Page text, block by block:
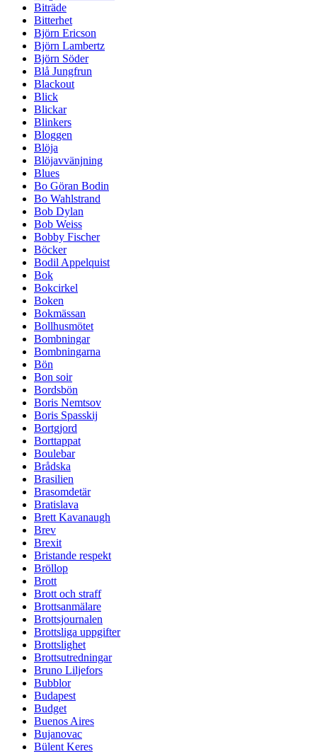
Biträde
Bitterhet
Björn Ericson
Björn Lambertz
Björn Söder
Blå Jungfrun
Blackout
Blick
Blickar
Blinkers
Bloggen
Blöja
Blöjavvänjning
Blues
Bo Göran Bodin
Bo Wahlstrand
Bob Dylan
Bob Weiss
Bobby Fischer
Böcker
Bodil Appelquist
Bok
Bokcirkel
Boken
Bokmässan
Bollhusmötet
Bombningar
Bombningarna
Bön
Bon soir
Bordsbön
Boris Nemtsov
Boris Spasskij
Bortgjord
Borttappat
Boulebar
Brådska
Brasilien
Brasomdetär
Bratislava
Brett Kavanaugh
Brev
Brexit
Bristande respekt
Bröllop
Brott
Brott och straff
Brottsanmälare
Brottsjournalen
Brottsliga uppgifter
Brottslighet
Brottsutredningar
Bruno Liljefors
Bubblor
Budapest
Budget
Buenos Aires
Bujanovac
Bülent Keres